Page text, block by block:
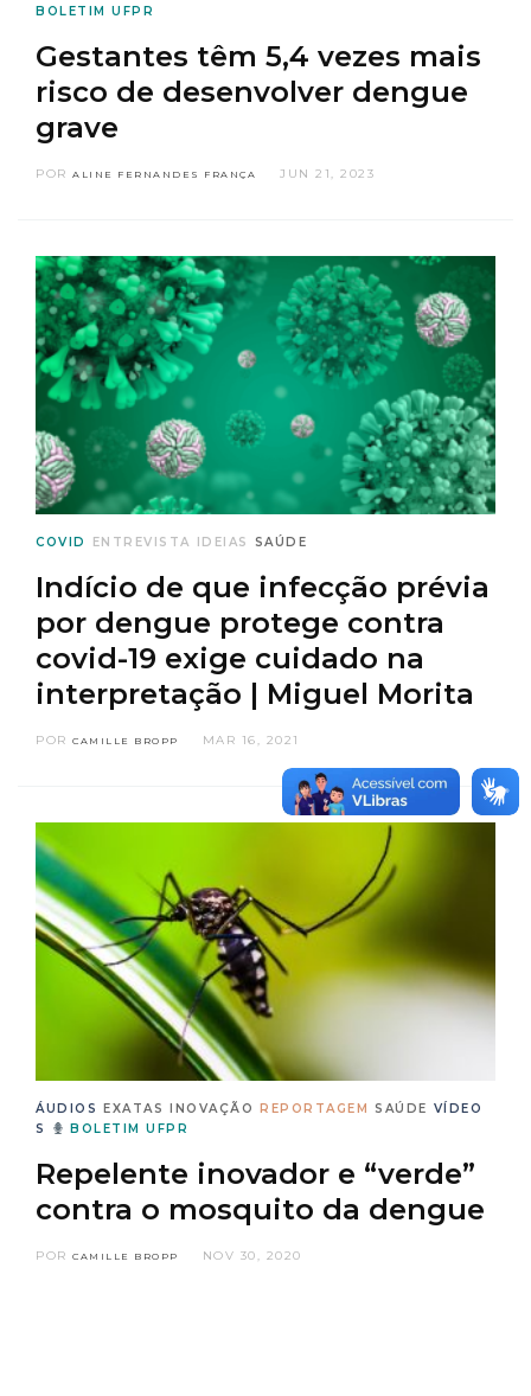
BOLETIM UFPR
Gestantes têm 5,4 vezes mais
risco de desenvolver dengue
grave
POR ALINE FERNANDES FRANÇA JUN 21, 2023
COVID ENTREVISTA IDEIAS SAÚDE
Indício de que infecção prévia
por dengue protege contra
covid-19 exige cuidado na
interpretação | Miguel Morita
POR CAMILLE BROPP MAR 16, 2021
ÁUDIOS EXATAS INOVAÇÃO REPORTAGEM SAÚDE VÍDEO
S
BOLETIM UFPR
Repelente inovador e “verde”
contra o mosquito da dengue
POR CAMILLE BROPP NOV 30, 2020